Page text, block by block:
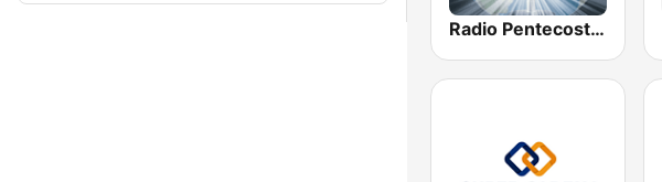
Radio Pentecostes Cristiana